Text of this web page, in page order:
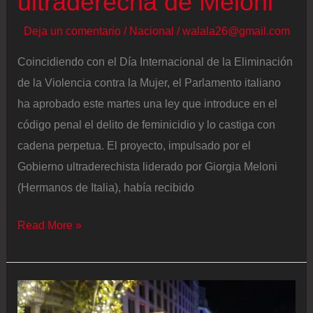
una
auditoría
profundidad”
Deja un comentario / Nacional /walala26@gmail.com
Coincidiendo con el Día Internacional de la Eliminación
de la Violencia contra la Mujer, el Parlamento italiano
ha aprobado este martes una ley que introduce en el
código penal el delito de feminicidio y lo castiga con
cadena perpetua. El proyecto, impulsado por el
Gobierno ultraderechista liderado por Giorgia Meloni
(Hermanos de Italia), había recibido
Italia
el
delito
de
Read More »